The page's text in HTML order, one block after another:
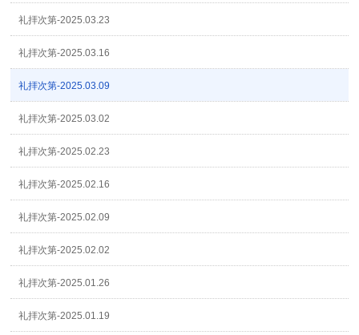
礼拝次第-2025.03.23
礼拝次第-2025.03.16
礼拝次第-2025.03.09
礼拝次第-2025.03.02
礼拝次第-2025.02.23
礼拝次第-2025.02.16
礼拝次第-2025.02.09
礼拝次第-2025.02.02
礼拝次第-2025.01.26
礼拝次第-2025.01.19